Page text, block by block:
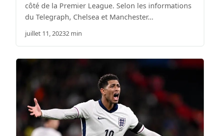
côté de la Premier League. Selon les informations
du Telegraph, Chelsea et Manchester…
juillet 11, 20232 min